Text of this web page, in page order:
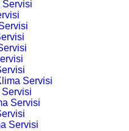
Servisi
Servisi
Servisi
Servisi